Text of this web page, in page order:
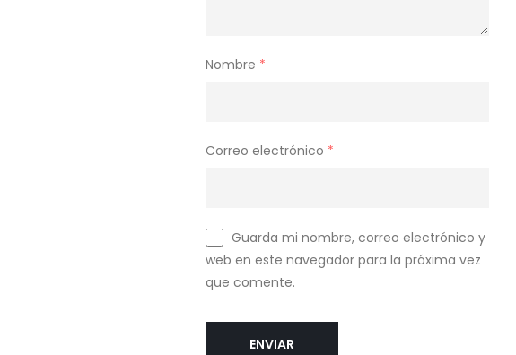
Nombre *
Correo electrónico *
Guarda mi nombre, correo electrónico y
web en este navegador para la próxima vez
que comente.